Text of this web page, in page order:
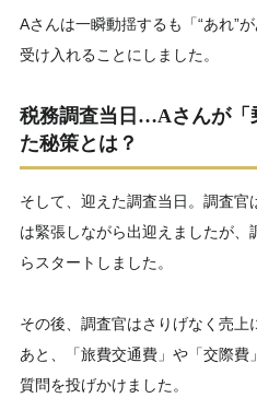
Aさんは一瞬動揺するも「“あれ”
受け入れることにしました。
税務調査当日…Aさんが「
た秘策とは？
そして、迎えた調査当日。調査
は緊張しながら出迎えましたが
らスタートしました。
その後、調査官はさりげなく売
あと、「旅費交通費」や「交際
質問を投げかけました。